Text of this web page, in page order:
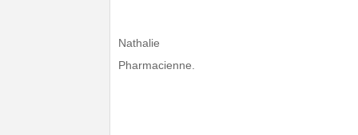
Nathalie
Pharmacienne.